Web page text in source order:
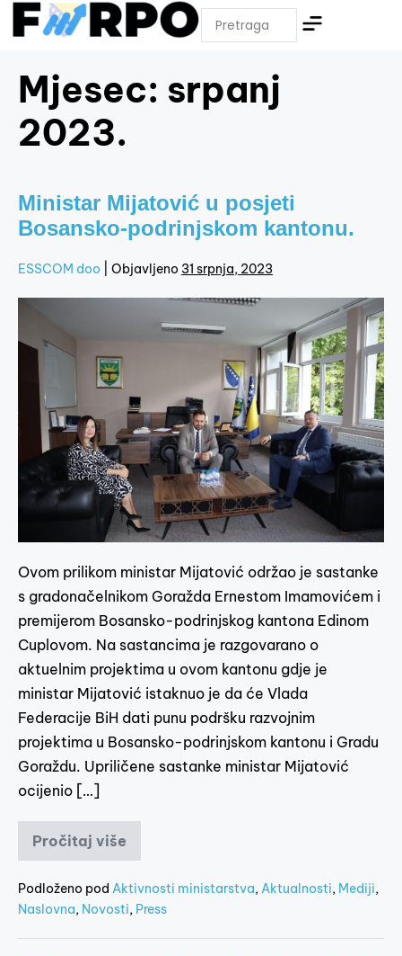
Mjesec: srpanj
2023.
Ministar Mijatović u posjeti
Bosansko-podrinjskom kantonu.
ESSCOM doo Objavljeno 31 srpnja, 2023
Ovom prilikom ministar Mijatović održao je sastanke
s gradonačelnikom Goražda Ernestom Imamovićem i
premijerom Bosansko-podrinjskog kantona Edinom
Cuplovom. Na sastancima je razgovarano o
aktuelnim projektima u ovom kantonu gdje je
ministar Mijatović istaknuo je da će Vlada
Federacije BiH dati punu podršku razvojnim
projektima u Bosansko-podrinjskom kantonu i Gradu
Goraždu. Upriličene sastanke ministar Mijatović
ocijenio […]
Pročitaj više
Podloženo pod Aktivnosti ministarstva,Aktualnosti, Mediji,
Naslovna, Novosti, Press